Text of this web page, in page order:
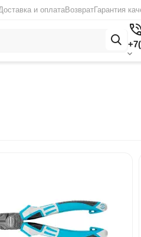
и оплатаВозвратГарантия